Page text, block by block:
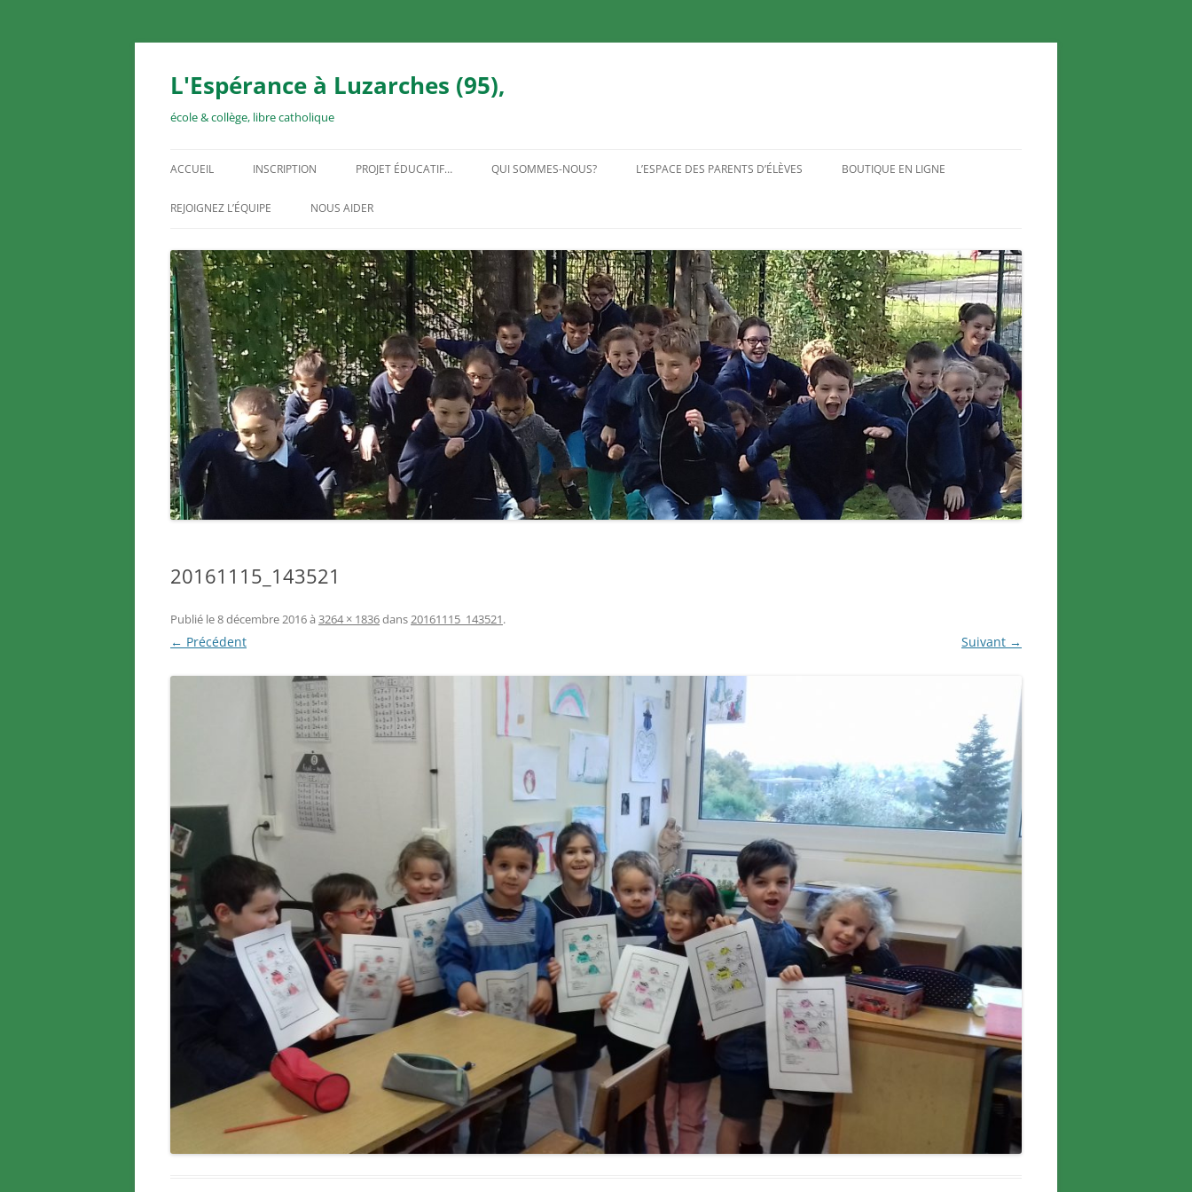
Aller
L'Espérance à Luzarches (95),
école & collège, libre catholique
ACCUEIL INSCRIPTION PROJET ÉDUCATIF… QUI SOMMES-NOUS? L’ESPACE DES PARENTS D’ÉLÈVES BOUTIQUE EN LIGNE
REJOIGNEZ L’ÉQUIPE NOUS AIDER
20161115_143521
Publié le8 décembre 2016à 3264 × 1836dans 20161115_143521.
← Précédent Suivant →